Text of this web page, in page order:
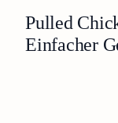
Pulled
Einfacher